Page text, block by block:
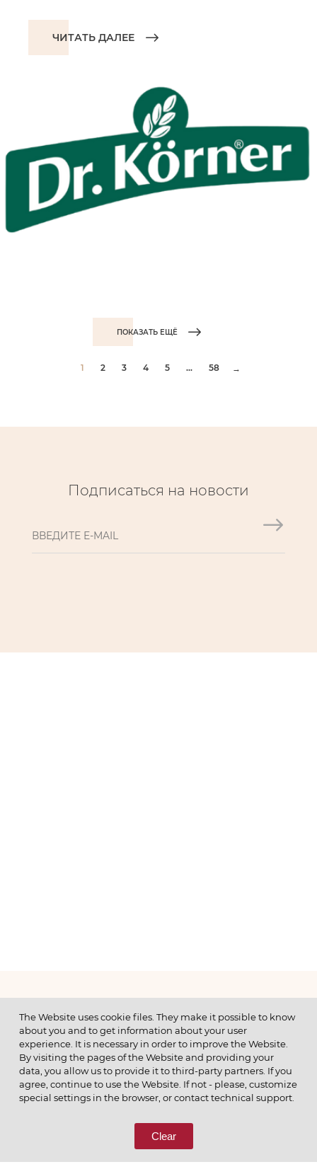
ЧИТАТЬ ДАЛЕЕ
ПОКАЗАТЬ ЕЩЁ
1 2 3 4 5 ... 58 →
Подписаться на новости
МЕНЮ
© 2026 ОАО
ПОЗВОНИТЕ НАМ
8 (800) 333-65-66
The Website uses cookie files. They make it possible to know
about you and to get information about your user
experience. It is necessary in order to improve the Website.
By visiting the pages of the Website and providing your
data, you allow us to provide it to third-party partners. If you
agree, continue to use the Website. If not - please, customize
special settings in the browser, or contact technical support.
Clear